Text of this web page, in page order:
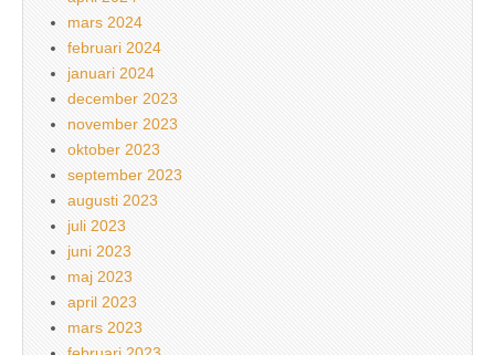
mars 2024
februari 2024
januari 2024
december 2023
november 2023
oktober 2023
september 2023
augusti 2023
juli 2023
juni 2023
maj 2023
april 2023
mars 2023